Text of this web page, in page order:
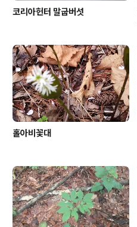
코리아헌터 말굽버섯
홀아비꽃대